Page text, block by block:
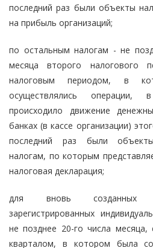
последний раз были объекты
на прибыль организаций;
по остальным налогам - не
месяца второго налогового
налоговым периодом, в
осуществлялись операции,
происходило движение
банках (в кассе организации)
последний раз были
налогам, по которым
налоговая декларация;
для вновь созданных
зарегистрированных
не позднее 20-го числа
кварталом, в котором была